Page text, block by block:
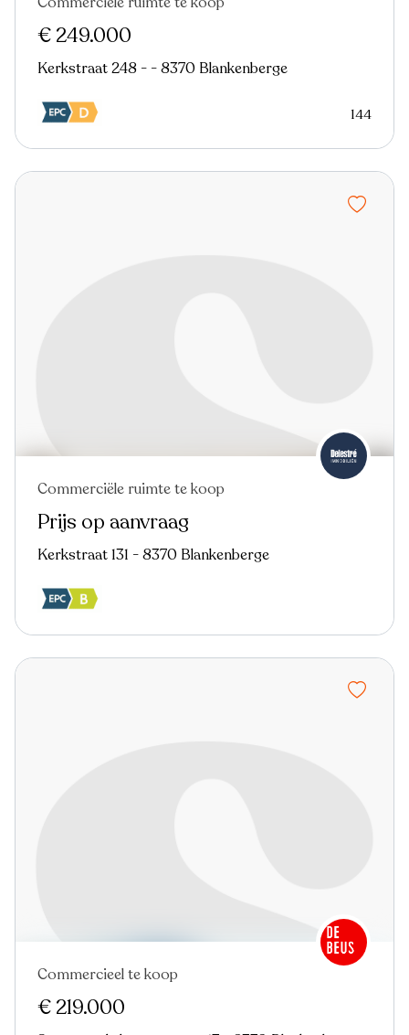
€ 249.000
Kerkstraat 248 - - 8370 Blankenberge
144
Commerciële ruimte te koop
Prijs op aanvraag
Kerkstraat 131 - 8370 Blankenberge
Commercieel te koop
€ 219.000